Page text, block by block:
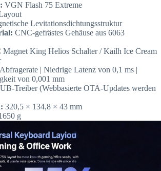
VGN Flash 75 Extreme
Levitationsdichtungsstruktur
CNC-gefrästes Gehäuse aus 6063
Magnet King Helios Schalter / Kailh Ice Cream
| Niedrige Latenz von 0,1 ms |
von 0,001 mm
Treiber (Webbasierte OTA-Updates werden
320,5 × 134,8 × 43 mm
g